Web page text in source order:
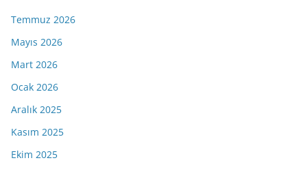
Temmuz 2026
Mayıs 2026
Mart 2026
Ocak 2026
Aralık 2025
Kasım 2025
Ekim 2025